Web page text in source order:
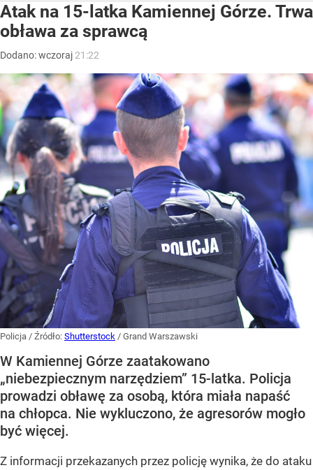
Atak na 15-latka Kamiennej Górze. Trwa
obława za sprawcą
Dodano:wczoraj 21:22
Policja / Źródło: Shutterstock / Grand Warszawski
W Kamiennej Górze zaatakowano
„niebezpiecznym narzędziem” 15-latka. Policja
prowadzi obławę za osobą, która miała napaść
na chłopca. Nie wykluczono, że agresorów mogło
być więcej.
Z informacji przekazanych przez policję wynika, że do ataku